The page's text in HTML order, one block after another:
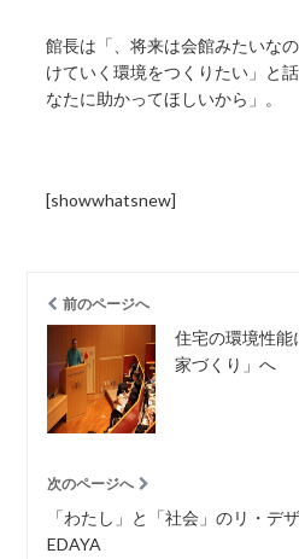
館長は「、将来は会館みたいな
けていく環境をつくりたい」と
なたに助かってほしいから」。
[showwhatsnew]
前のページへ
住宅の環境性
家づくり」へ
次のページへ
「わたし」と「社会」のリ・デ
EDAYA